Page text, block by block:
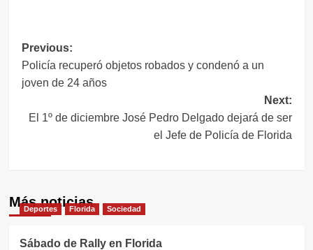
Navegación
de
entradas
Previous:
Policía recuperó objetos robados y condenó a un
joven de 24 años
Next:
El 1º de diciembre José Pedro Delgado dejará de ser
el Jefe de Policía de Florida
Más noticias
Deportes Florida Sociedad
Sábado de Rally en Florida